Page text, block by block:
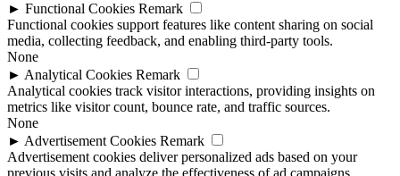
► Functional Cookies Remark
Functional cookies support features like content sharing on social
media, collecting feedback, and enabling third-party tools.
None
► Analytical Cookies Remark
Analytical cookies track visitor interactions, providing insights on
metrics like visitor count, bounce rate, and traffic sources.
None
► Advertisement Cookies Remark
Advertisement cookies deliver personalized ads based on your
previous visits and analyze the effectiveness of ad campaigns.